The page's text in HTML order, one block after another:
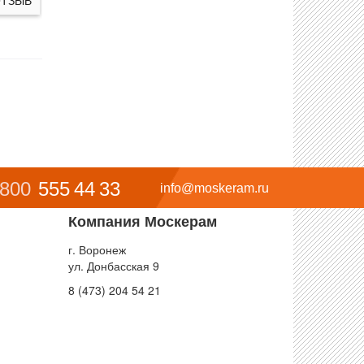
info@moskeram.ru
555 44 33
Компания Москерам
г. Воронеж
ул. Донбасская 9
8 (473) 204 54 21